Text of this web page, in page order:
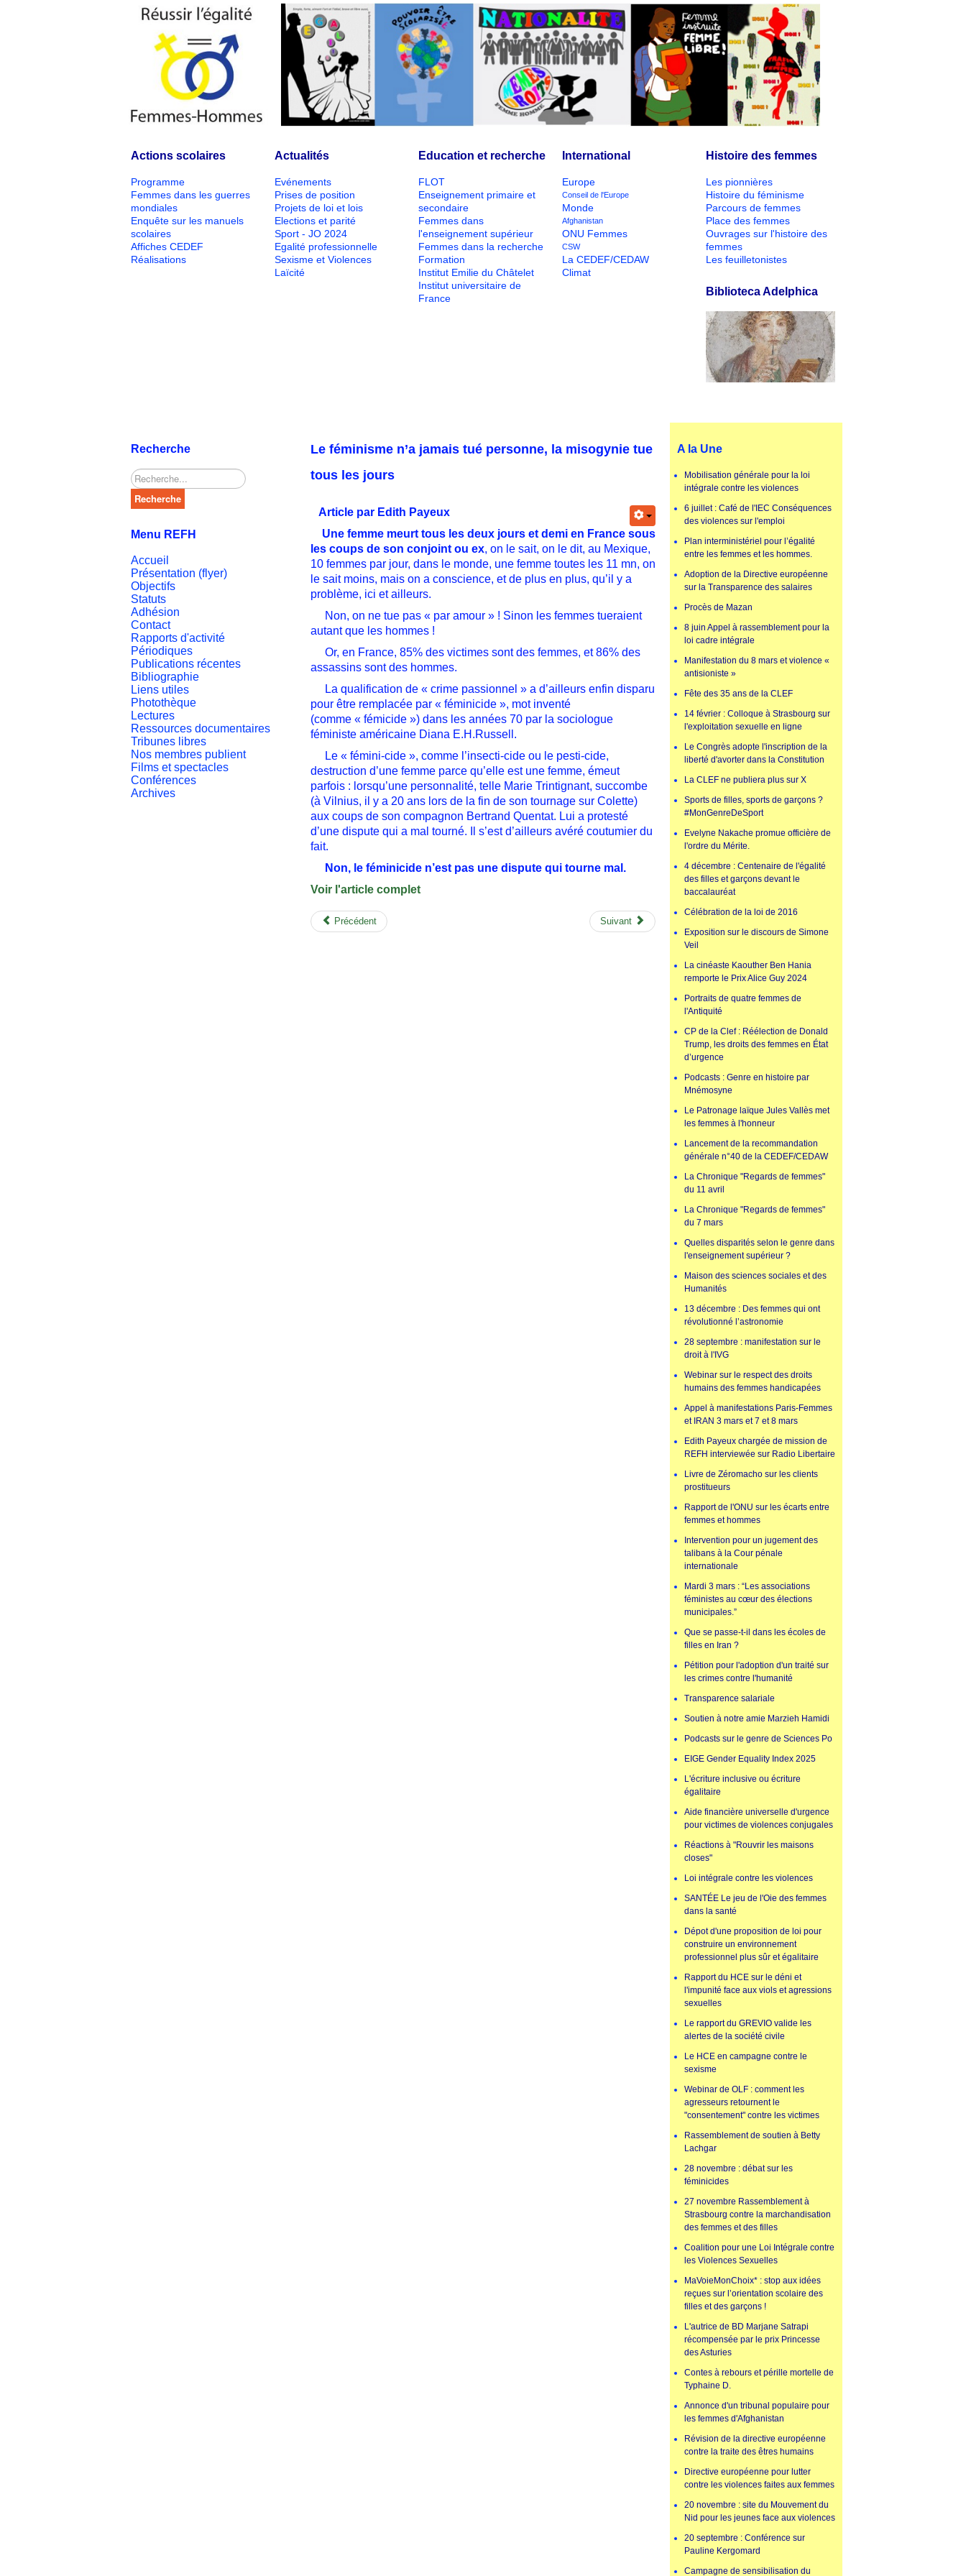
Actions scolaires
Programme
Femmes dans les guerres
mondiales
Enquête sur les manuels
scolaires
Affiches CEDEF
Réalisations
Actualités
Evénements
Prises de position
Projets de loi et lois
Elections et parité
Sport - JO 2024
Egalité professionnelle
Sexisme et Violences
Laïcité
Education et recherche
FLOT
Enseignement primaire et
secondaire
Femmes dans
l'enseignement supérieur
Femmes dans la recherche
Formation
Institut Emilie du Châtelet
Institut universitaire de
France
International
Europe
Conseil de l'Europe
Monde
Afghanistan
ONU Femmes
CSW
La CEDEF/CEDAW
Climat
Histoire des femmes
Les pionnières
Histoire du féminisme
Parcours de femmes
Place des femmes
Ouvrages sur l'histoire des
femmes
Les feuilletonistes
Biblioteca Adelphica
Recherche
Rechercher
Recherche
Menu REFH
Accueil
Présentation (flyer)
Objectifs
Statuts
Adhésion
Contact
Rapports d'activité
Périodiques
Publications récentes
Bibliographie
Liens utiles
Photothèque
Lectures
Ressources documentaires
Tribunes libres
Nos membres publient
Films et spectacles
Conférences
Archives
Le féminisme n’a jamais tué personne, la misogynie tue
tous les jours
Article par Edith Payeux
Une femme meurt tous les deux jours et demi en France sous
les coups de son conjoint ou ex, on le sait, on le dit, au Mexique,
10 femmes par jour, dans le monde, une femme toutes les 11 mn, on
le sait moins, mais on a conscience, et de plus en plus, qu’il y a
problème, ici et ailleurs.
Non, on ne tue pas « par amour » ! Sinon les femmes tueraient
autant que les hommes !
Or, en France, 85% des victimes sont des femmes, et 86% des
assassins sont des hommes.
La qualification de « crime passionnel » a d’ailleurs enfin disparu
pour être remplacée par « féminicide », mot inventé
(comme « fémicide ») dans les années 70 par la sociologue
féministe américaine Diana E.H.Russell.
Le « fémini-cide », comme l’insecti-cide ou le pesti-cide,
destruction d’une femme parce qu’elle est une femme, émeut
parfois : lorsqu’une personnalité, telle Marie Trintignant, succombe
(à Vilnius, il y a 20 ans lors de la fin de son tournage sur Colette)
aux coups de son compagnon Bertrand Quentat. Lui a protesté
d’une dispute qui a mal tourné. Il s’est d’ailleurs avéré coutumier du
fait.
Non, le féminicide n’est pas une dispute qui tourne mal.
Voir l'article complet
Précédent Suivant
A la Une
Mobilisation générale pour la loi
intégrale contre les violences
6 juillet : Café de l'IEC Conséquences
des violences sur l'emploi
Plan interministériel pour l’égalité
entre les femmes et les hommes.
Adoption de la Directive européenne
sur la Transparence des salaires
Procès de Mazan
8 juin Appel à rassemblement pour la
loi cadre intégrale
Manifestation du 8 mars et violence «
antisioniste »
Fête des 35 ans de la CLEF
14 février : Colloque à Strasbourg sur
l'exploitation sexuelle en ligne
Le Congrès adopte l'inscription de la
liberté d'avorter dans la Constitution
La CLEF ne publiera plus sur X
Sports de filles, sports de garçons ?
#MonGenreDeSport
Evelyne Nakache promue officière de
l'ordre du Mérite.
4 décembre : Centenaire de l'égalité
des filles et garçons devant le
baccalauréat
Célébration de la loi de 2016
Exposition sur le discours de Simone
Veil
La cinéaste Kaouther Ben Hania
remporte le Prix Alice Guy 2024
Portraits de quatre femmes de
l'Antiquité
CP de la Clef : Réélection de Donald
Trump, les droits des femmes en État
d’urgence
Podcasts : Genre en histoire par
Mnémosyne
Le Patronage laïque Jules Vallès met
les femmes à l'honneur
Lancement de la recommandation
générale n°40 de la CEDEF/CEDAW
La Chronique "Regards de femmes"
du 11 avril
La Chronique "Regards de femmes"
du 7 mars
Quelles disparités selon le genre dans
l'enseignement supérieur ?
Maison des sciences sociales et des
Humanités
13 décembre : Des femmes qui ont
révolutionné l’astronomie
28 septembre : manifestation sur le
droit à l'IVG
Webinar sur le respect des droits
humains des femmes handicapées
Appel à manifestations Paris-Femmes
et IRAN 3 mars et 7 et 8 mars
Edith Payeux chargée de mission de
REFH interviewée sur Radio Libertaire
Livre de Zéromacho sur les clients
prostitueurs
Rapport de l'ONU sur les écarts entre
femmes et hommes
Intervention pour un jugement des
talibans à la Cour pénale
internationale
Mardi 3 mars : “Les associations
féministes au cœur des élections
municipales.”
Que se passe-t-il dans les écoles de
filles en Iran ?
Pétition pour l'adoption d'un traité sur
les crimes contre l'humanité
Transparence salariale
Soutien à notre amie Marzieh Hamidi
Podcasts sur le genre de Sciences Po
EIGE Gender Equality Index 2025
L'écriture inclusive ou écriture
égalitaire
Aide financière universelle d'urgence
pour victimes de violences conjugales
Réactions à "Rouvrir les maisons
closes"
Loi intégrale contre les violences
SANTÉE Le jeu de l'Oie des femmes
dans la santé
Dépot d'une proposition de loi pour
construire un environnement
professionnel plus sûr et égalitaire
Rapport du HCE sur le déni et
l'impunité face aux viols et agressions
sexuelles
Le rapport du GREVIO valide les
alertes de la société civile
Le HCE en campagne contre le
sexisme
Webinar de OLF : comment les
agresseurs retournent le
"consentement" contre les victimes
Rassemblement de soutien à Betty
Lachgar
28 novembre : débat sur les
féminicides
27 novembre Rassemblement à
Strasbourg contre la marchandisation
des femmes et des filles
Coalition pour une Loi Intégrale contre
les Violences Sexuelles
MaVoieMonChoix* : stop aux idées
reçues sur l’orientation scolaire des
filles et des garçons !
L'autrice de BD Marjane Satrapi
récompensée par le prix Princesse
des Asturies
Contes à rebours et pérille mortelle de
Typhaine D.
Annonce d'un tribunal populaire pour
les femmes d'Afghanistan
Révision de la directive européenne
contre la traite des êtres humains
Directive européenne pour lutter
contre les violences faites aux femmes
20 novembre : site du Mouvement du
Nid pour les jeunes face aux violences
20 septembre : Conférence sur
Pauline Kergomard
Campagne de sensibilisation du